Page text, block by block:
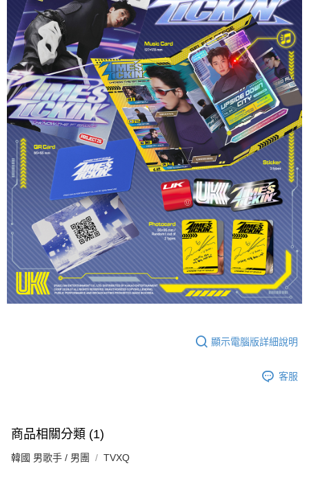
權轉讓予恩沛科技股份有限公司。
２．關於個人資料處理事宜，請瀏覽以下網址：
https://aftee.tw/terms/#terms3
３．未成年的使用者請事先徵得法定代理人或監護人之同意方可使用
「AFTEE先享後付」，若未經同意申辦者引起之損失，本公司不負相關責
任。
４．使用「AFTEE先享後付」時，將依據個別帳號之用戶狀況，依本公司即
時審查核予不同之上限額度；若仍有額度不足之情形，本公司將視審查結果
請求用戶進行身份認證。
５．嚴禁一人註冊多個帳號或使用他人資訊註冊。若發現惡意使用之情形，
恩沛科技股份有限公司將有權停止該用戶之使用額度並採取法律行動。
宅配 (離島)
每筆NT$200
付款後門市自取
免運費
亞洲國家/地區配送 查看運費
北美國家/地區配送 查看運費
歐洲國家/地區配送 查看運費
顯示電腦版詳細說明
客服
商品相關分類 (1)
韓國 男歌手 / 男團 TVXQ